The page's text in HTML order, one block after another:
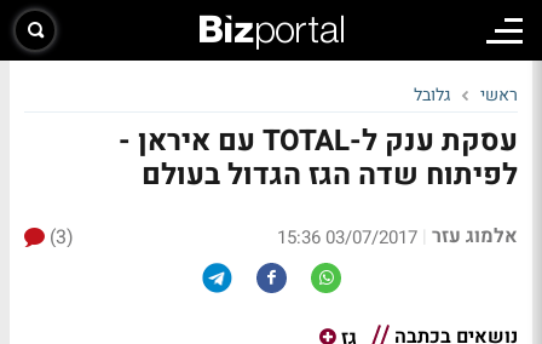
ראשי גלובל
עסקת ענק ל-TOTAL עם איראן -
לפיתוח שדה הגז הגדול בעולם
אלמוג עזר |
03/07/2017 15:36
(3)
נושאים בכתבה